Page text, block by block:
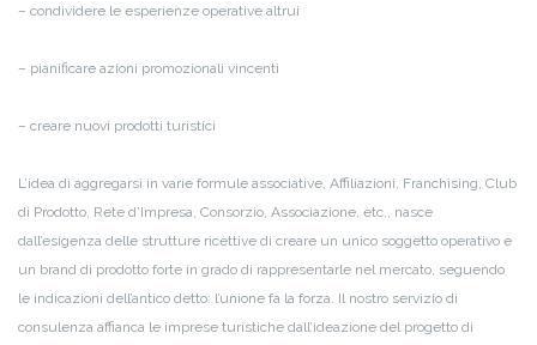
– condividere le esperienze operative altrui
– pianificare azioni promozionali vincenti
– creare nuovi prodotti turistici
L’idea di aggregarsi in varie formule associative, Affiliazioni, Franchising, Club
di Prodotto, Rete d’Impresa, Consorzio, Associazione, etc., nasce
dall’esigenza delle strutture ricettive di creare un unico soggetto operativo e
un brand di prodotto forte in grado di rappresentarle nel mercato, seguendo
le indicazioni dell’antico detto: l’unione fa la forza. Il nostro servizio di
consulenza affianca le imprese turistiche dall’ideazione del progetto di